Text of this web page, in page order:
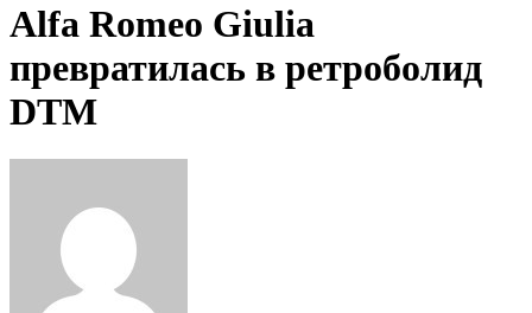
Alfa Romeo Giulia
превратилась в ретроболид
DTM